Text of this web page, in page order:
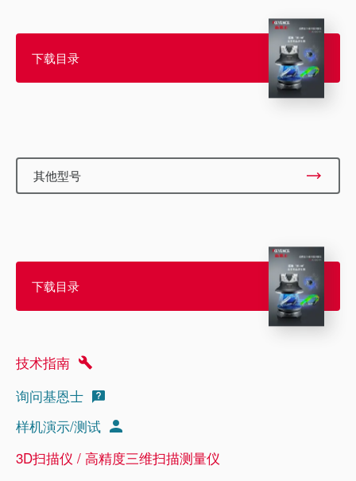
下载目录
其他型号
下载目录
技术指南
询问基恩士
样机演示/测试
3D扫描仪 / 高精度三维扫描测量仪